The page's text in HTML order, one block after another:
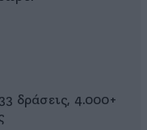
δράσεις, 4.000+